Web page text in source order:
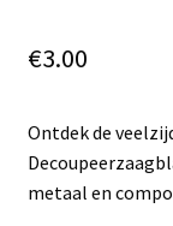
€3.00
Ontdek de
metaal en